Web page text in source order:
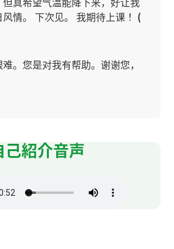
情。 下次见。 我期待上课！ (
。您是对我有帮助。谢谢您，
己紹介音声